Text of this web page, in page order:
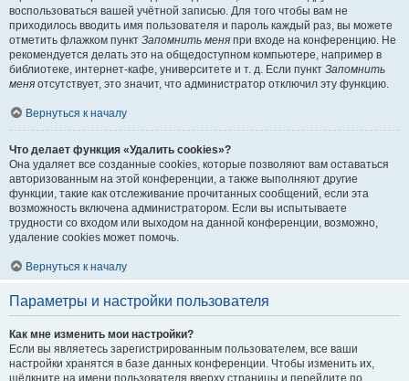
воспользоваться вашей учётной записью. Для того чтобы вам не
приходилось вводить имя пользователя и пароль каждый раз, вы можете
отметить флажком пункт Запомнить меня при входе на конференцию. Не
рекомендуется делать это на общедоступном компьютере, например в
библиотеке, интернет-кафе, университете и т. д. Если пункт Запомнить
меня отсутствует, это значит, что администратор отключил эту функцию.
Вернуться к началу
Что делает функция «Удалить cookies»?
Она удаляет все созданные cookies, которые позволяют вам оставаться
авторизованным на этой конференции, а также выполняют другие
функции, такие как отслеживание прочитанных сообщений, если эта
возможность включена администратором. Если вы испытываете
трудности со входом или выходом на данной конференции, возможно,
удаление cookies может помочь.
Вернуться к началу
Параметры и настройки пользователя
Как мне изменить мои настройки?
Если вы являетесь зарегистрированным пользователем, все ваши
настройки хранятся в базе данных конференции. Чтобы изменить их,
щёлкните на имени пользователя вверху страницы и перейдите по